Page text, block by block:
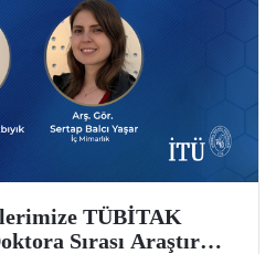
TÜBİTAK
Sırası Araştırma